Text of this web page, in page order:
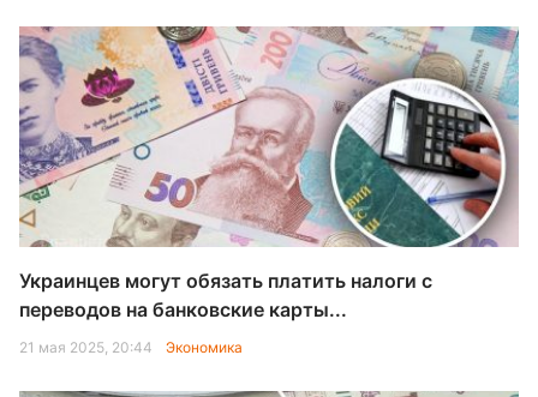
Украинцев могут обязать платить налоги с
переводов на банковские карты...
21 мая 2025, 20:44 Экономика